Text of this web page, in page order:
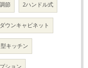
節 2ハンドル式
ダウンキャビネット
キッチン
ション